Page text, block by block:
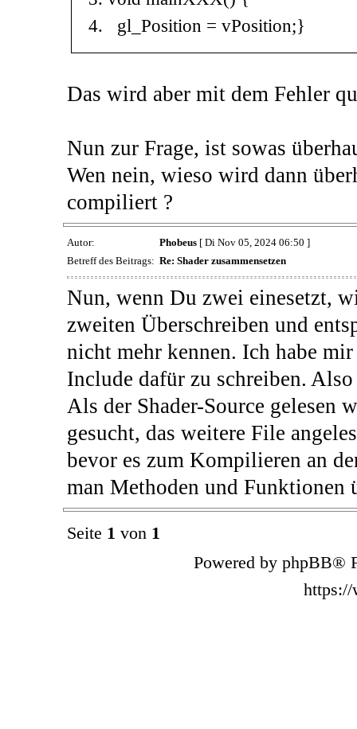
gl_Position = vPosition;}
Das wird aber mit dem Fehler
Nun zur Frage, ist sowas
Wen nein, wieso wird dann
compiliert ?
Autor: Phobeus[ Di Nov 05, 2024 06:50 ]
Betreff des Beitrags: Re: Shader zusammensetzen
Nun, wenn Du zwei einesetzt,
zweiten Überschreiben und
nicht mehr kennen. Ich habe
Include dafür zu schreiben.
Als der Shader-Source gelesen
gesucht, das weitere File
bevor es zum Kompilieren an
man Methoden und Funktionen
Seite 1 von 1
Powered by phpBB®
https://